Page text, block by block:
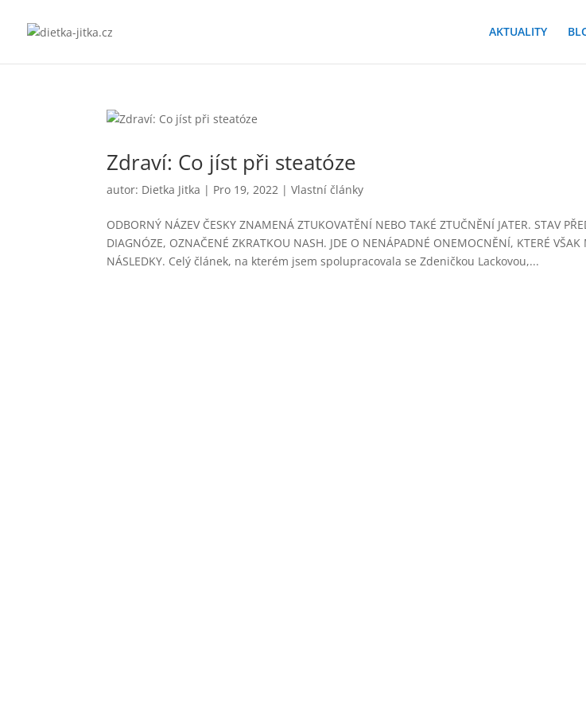
AKTUALITY
Zdraví: Co jíst při steatóze
autor: Dietka Jitka | Pro 19, 2022 |Vlastní články
ODBORNÝ NÁZEV ČESKY ZNAMENÁ ZTUKOVATĚNÍ NEBO TAKÉ ZTUČNĚNÍ JATER. STAV
DIAGNÓZE, OZNAČENÉ ZKRATKOU NASH. JDE O NENÁPADNÉ ONEMOCNĚNÍ, KTERÉ
NÁSLEDKY. Celý článek, na kterém jsem spolupracovala se Zdeničkou Lackovou,...